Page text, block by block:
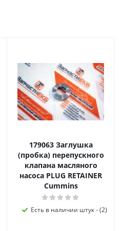
179063 Заглушка
(пробка) перепускного
клапана масляного
насоса PLUG RETAINER
Cummins
Есть в наличии штук - (2)